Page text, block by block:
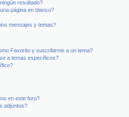
resultado?
página en blanco?
mensajes y temas?
Favorito y suscribirme a un tema?
a temas específicos?
en este foro?
adjuntos?